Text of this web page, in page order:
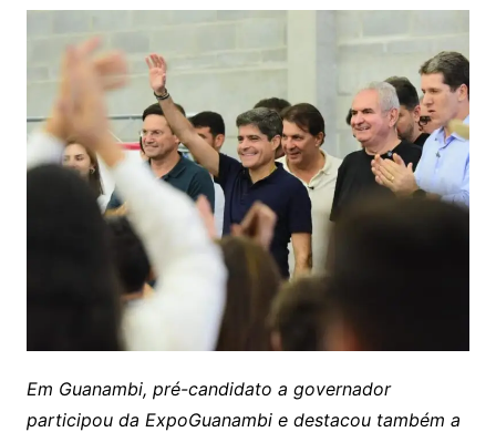
Em Guanambi, pré-candidato a governador
participou da ExpoGuanambi e destacou também a